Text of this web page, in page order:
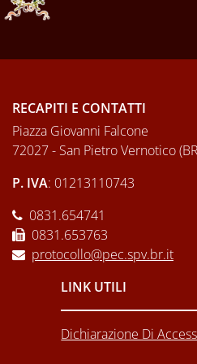
RECAPITI E CONTATTI
Piazza Giovanni Falcone
72027 - San Pietro Vernotico
P. IVA: 01213110743
0831.654741
0831.653763
protocollo@pec.spv.br.it
LINK UTILI
Dichiarazione Di